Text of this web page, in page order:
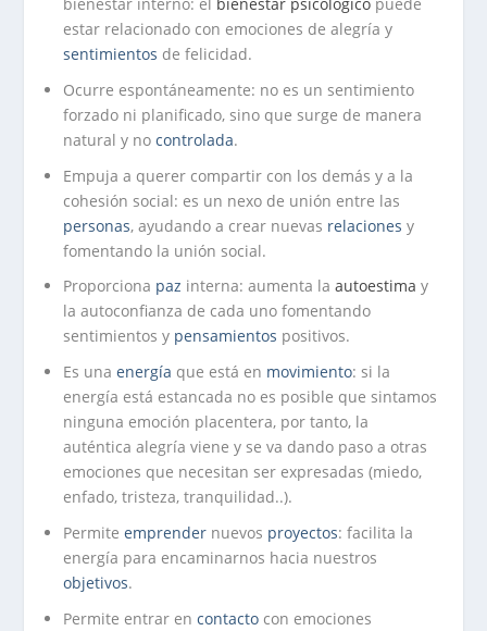
estar relacionado con emociones de alegría y
sentimientos de felicidad.
Ocurre espontáneamente: no es un sentimiento
forzado ni planificado, sino que surge de manera
natural y nocontrolada.
Empuja a querer compartir con los demás y a la
cohesión social: es un nexo de unión entre las
personas, ayudando a crear nuevas relaciones y
fomentando la unión social.
Proporciona paz interna: aumenta laautoestima y
la autoconfianza de cada uno fomentando
sentimientos y pensamientos positivos.
Es unaenergía que está en movimiento: si la
energía está estancada no es posible que sintamos
ninguna emoción placentera, por tanto, la
auténtica alegría viene y se va dando paso a otras
emociones que necesitan ser expresadas (miedo,
enfado, tristeza, tranquilidad..).
Permiteemprender nuevos proyectos: facilita la
energía para encaminarnos hacia nuestros
objetivos.
Permite entrar encontacto con emociones